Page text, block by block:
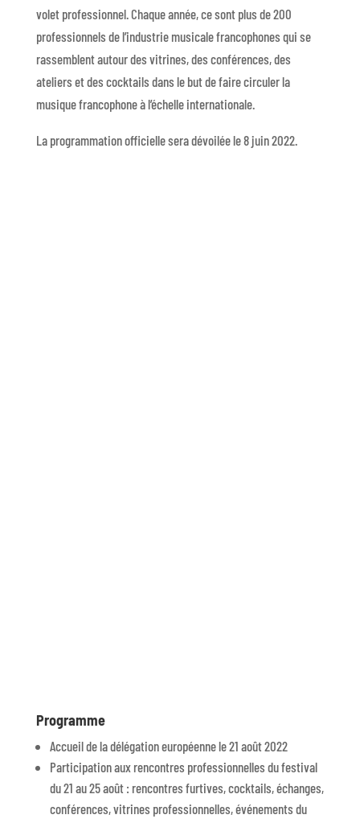
volet professionnel. Chaque année, ce sont plus de 200
professionnels de l’industrie musicale francophones qui se
rassemblent autour des vitrines, des conférences, des
ateliers et des cocktails dans le but de faire circuler la
musique francophone à l’échelle internationale.
La programmation officielle sera dévoilée le 8 juin 2022.
Programme
Accueil de la délégation européenne le 21 août 2022
Participation aux rencontres professionnelles du festival
du 21 au 25 août : rencontres furtives, cocktails, échanges,
conférences, vitrines professionnelles, événements du